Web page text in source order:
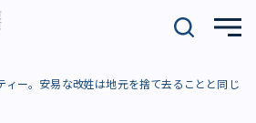
ィー。安易な改姓は地元を捨て去ることと同じ